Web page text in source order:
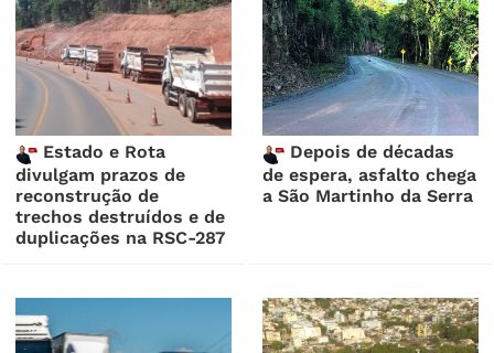
Estado e Rota
divulgam prazos de
reconstrução de
trechos destruídos e de
duplicações na RSC-287
Depois de décadas
de espera, asfalto chega
a São Martinho da Serra